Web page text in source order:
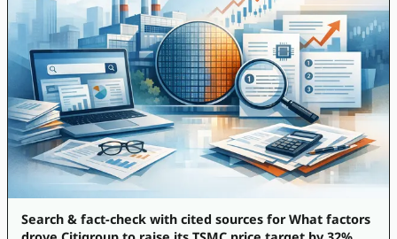
Search & fact-check with cited sources for What factors